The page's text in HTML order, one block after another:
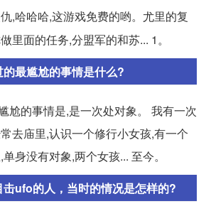
,哈哈哈,这游戏免费的哟。尤里的复
里面的任务,分盟军的和苏... 1。
最尴尬的事情是什么?
尬的事情是,是一次处对象。 我有一次
去庙里,认识一个修行小女孩,有一个
身没有对象,两个女孩... 至今。
ufo的人，当时的情况是怎样的?